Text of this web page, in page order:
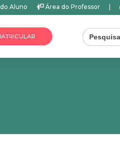
Aluno Área do Professor
Search
for: